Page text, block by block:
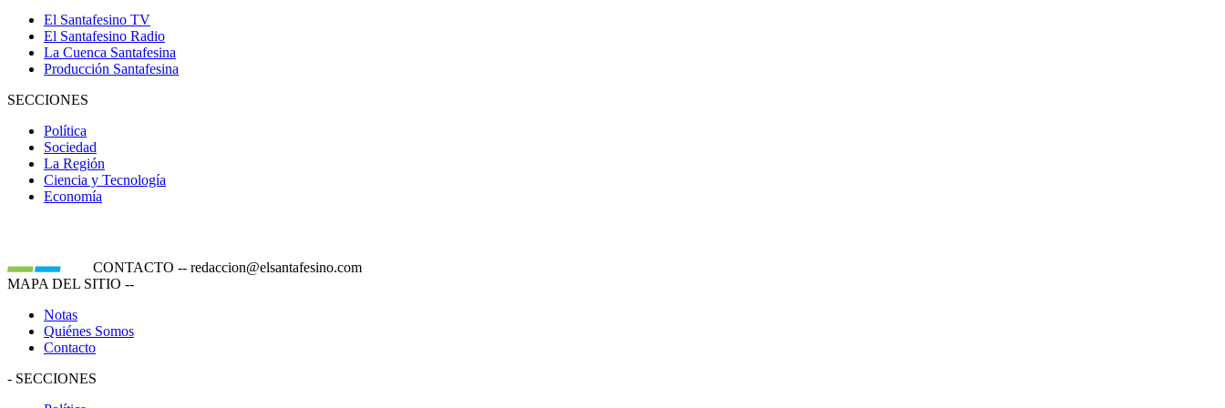
El Santafesino TV
El Santafesino Radio
La Cuenca Santafesina
Producción Santafesina
SECCIONES
Política
Sociedad
La Región
Ciencia y Tecnología
Economía
CONTACTO -- redaccion@elsantafesino.com
MAPA DEL SITIO --
Notas
Quiénes Somos
Contacto
- SECCIONES